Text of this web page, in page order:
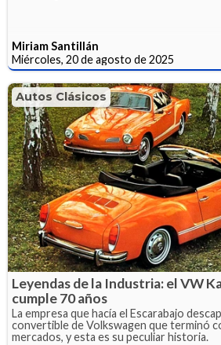
Miriam Santillán
Miércoles, 20 de agosto de 2025
Autos Clásicos
Leyendas de la Industria: el VW
cumple 70 años
La empresa que hacía el Escarabajo
convertible de Volkswagen que terminó
mercados, y esta es su peculiar historia.